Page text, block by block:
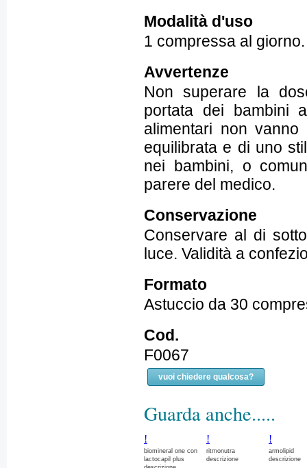
Modalità d'uso
1 compressa al giorno.
Avvertenze
Non superare la
portata dei bambini
alimentari non
equilibrata e di uno
nei bambini, o
parere del medico.
Conservazione
Conservare al di
luce. Validità a
Formato
Astuccio da 30
Cod.
F0067
vuoi chiedere qualcosa?
Guarda anche.....
!
biomineral one con
lactocapil plus
!
ritmonutra
descrizione
!
armolipid
descrizione